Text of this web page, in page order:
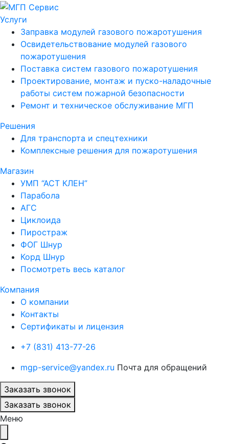
Услуги
Заправка модулей газового пожаротушения
Освидетельствование модулей газового
пожаротушения
Поставка систем газового пожаротушения
Проектирование, монтаж и пуско-наладочные
работы систем пожарной безопасности
Ремонт и техническое обслуживание МГП
Решения
Для транспорта и спецтехники
Комплексные решения для пожаротушения
Магазин
УМП “АСТ КЛЕН”
Парабола
АГС
Циклоида
Пиростраж
ФОГ Шнур
Корд Шнур
Посмотреть весь каталог
Компания
О компании
Контакты
Сертификаты и лицензия
+7 (831) 413-77-26
mgp-service@yandex.ru Почта для обращений
Заказать звонок
Заказать звонок
Меню